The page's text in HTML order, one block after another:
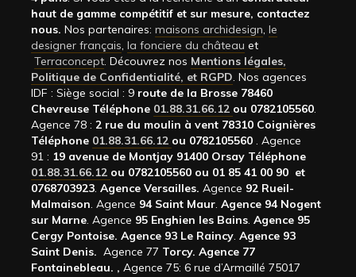
haut de gamme compétitif et sur mesure, contactez
nous. Nos partenaires: maisons archidesign, le
designer français, la fonciere du château et
Terraconcept. Découvrez nos Mentions légales,
Politique de Confidentialité, et RGPD. Nos agences
IDF : Siège social : 9 route de la Brosse 78460
Chevreuse Téléphone 01.88.31.66.12 ou 0782105560.
Agence 78 : 2 rue du moulin à vent 78310 Coignières
Téléphone 01.88.31.66.12 ou 0782105560 . Agence
91 : 19 avenue de Montjay 91400 Orsay Téléphone
01.88.31.66.12 ou 0782105560 ou 01 85 41 00 90 et
0768703923. Agence Versailles. Agence 92 Rueil-
Malmaison. Agence 94 Saint Maur. Agence 94 Nogent
sur Marne. Agence 95 Enghien les Bains. Agence 95
Cergy Pontoise. Agence 93 Le Raincy. Agence 93
Saint Denis. Agence 77 Torcy. Agence 77
Fontainebleau. , Agence 75: 6 rue d’Armaillé 75017